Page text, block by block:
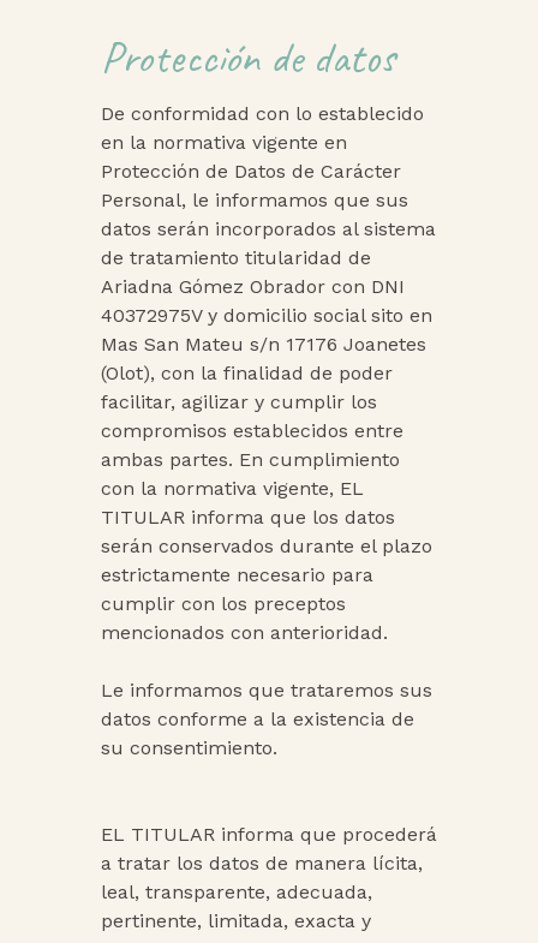
Protección de datos
De conformidad con lo establecido
en la normativa vigente en
Protección de Datos de Carácter
Personal, le informamos que sus
datos serán incorporados al sistema
de tratamiento titularidad de
Ariadna Gómez Obrador con DNI
40372975V y domicilio social sito en
Mas San Mateu s/n 17176 Joanetes
(Olot), con la finalidad de poder
facilitar, agilizar y cumplir los
compromisos establecidos entre
ambas partes. En cumplimiento
con la normativa vigente, EL
TITULAR informa que los datos
serán conservados durante el plazo
estrictamente necesario para
cumplir con los preceptos
mencionados con anterioridad.
Le informamos que trataremos sus
datos conforme a la existencia de
su consentimiento.
EL TITULAR informa que procederá
a tratar los datos de manera lícita,
leal, transparente, adecuada,
pertinente, limitada, exacta y